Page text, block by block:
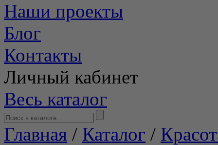
Наши проекты
Блог
Контакты
Личный кабинет
Весь каталог
Главная / Каталог /